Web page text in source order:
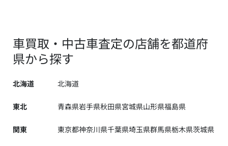
車買取・中古車査定の店舗を都道府
県から探す
北海道 北海道
東北 青森県岩手県秋田県宮城県山形県福島県
関東 東京都神奈川県千葉県埼玉県群馬県栃木県茨城県